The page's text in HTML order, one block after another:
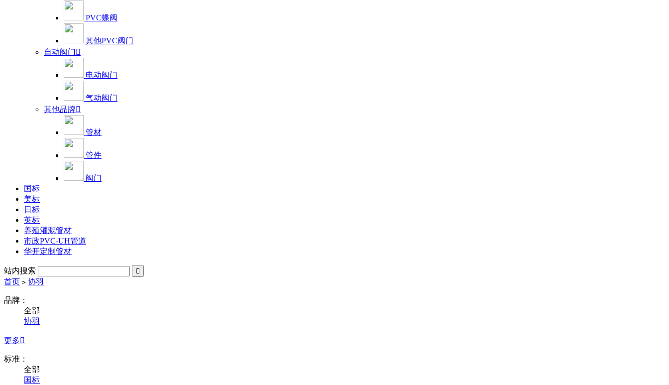
PVC蝶阀
其他PVC阀门
自动阀门 
电动阀门
气动阀门
其他品牌
管材
管件
阀门
国标
美标
日标
英标
养殖灌溉管材
市政PVC-UH管道
华开定制管材
站内搜索 
首页 > 协羽
品牌：
全部
协羽
更多
标准：
全部
国标